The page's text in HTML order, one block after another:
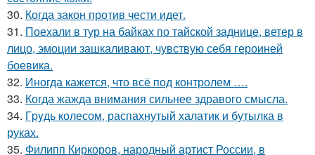
30. Когда закон против чести идет.
31. Поехали в тур на байках по тайской заднице, ветер в
лицо, эмоции зашкаливают, чувствую себя героиней
боевика.
32. Иногда кажется, что всё под контролем ….
33. Когда жажда внимания сильнее здравого смысла.
34. Гpyдь колесом, распахнутый халатик и бутылка в
руках.
35. Филипп Киркоров, народный артист России, в